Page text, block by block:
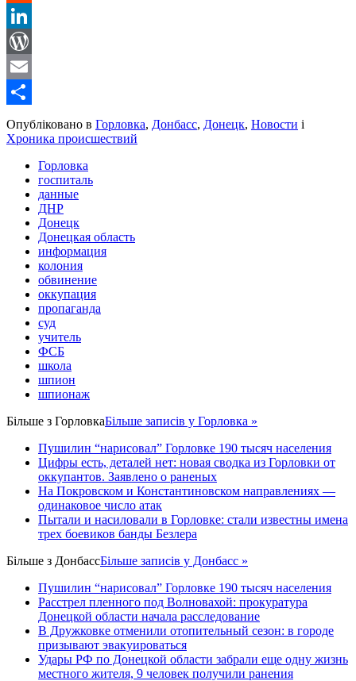
Reddit
LinkedIn
WordPress
Email
Share
Опубліковано в Горловка, Донбасс, Донецк, Новости і
Хроника происшествий
Горловка
госпиталь
данные
ДНР
Донецк
Донецкая область
информация
колония
обвинение
оккупация
пропаганда
суд
учитель
ФСБ
школа
шпион
шпионаж
Більше з ГорловкаБільше записів у Горловка »
Пушилин “нарисовал” Горловке 190 тысяч населения
Цифры есть, деталей нет: новая сводка из Горловки от
оккупантов. Заявлено о раненых
На Покровском и Константиновском направлениях —
одинаковое число атак
Пытали и насиловали в Горловке: стали известны имена
трех боевиков банды Безлера
Більше з ДонбассБільше записів у Донбасс »
Пушилин “нарисовал” Горловке 190 тысяч населения
Расстрел пленного под Волновахой: прокуратура
Донецкой области начала расследование
В Дружковке отменили отопительный сезон: в городе
призывают эвакуироваться
Удары РФ по Донецкой области забрали еще одну жизнь
местного жителя, 9 человек получили ранения